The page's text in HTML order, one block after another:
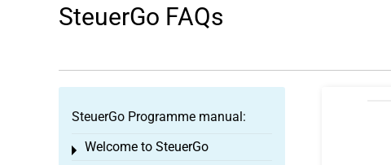
SteuerGo FAQs
SteuerGo Programme manual:
Welcome to SteuerGo
Toggle menu